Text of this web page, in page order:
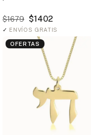
$1679 $1402
✓ ENVÍOS GRATIS
OFERTAS